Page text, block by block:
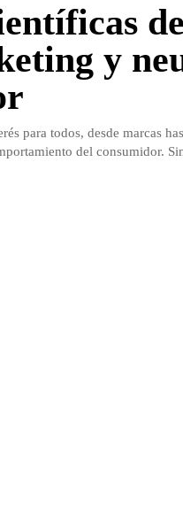
de
y
para todos, desde marcas
del consumidor.